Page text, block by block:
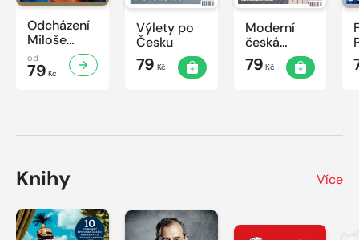
Odcházení
Miloše
Zemana
od
79 Kč
Výlety po
Česku
79 Kč
Moderní
česká
architektura
79 Kč
Knihy Více